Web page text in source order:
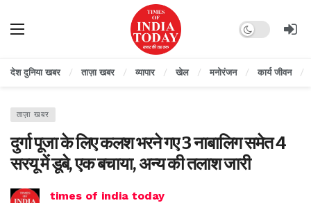
Dark mode
देश दुनिया खबर ताज़ा खबर व्यापार खेल मनोरंजन कार्य जीवन
ताज़ा खबर
दुर्गा पूजा के लिए कलश भरने गए 3 नाबालिग समेत 4
सरयू में डूबे, एक बचाया, अन्य की तलाश जारी
times of india today